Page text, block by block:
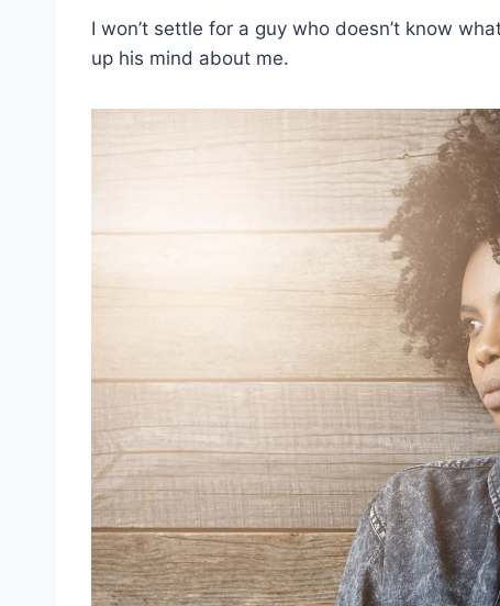
I won’t settle for a guy who doesn’t know
up his mind about me.